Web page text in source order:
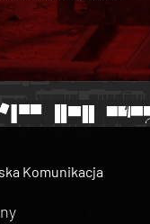
Komunikacja